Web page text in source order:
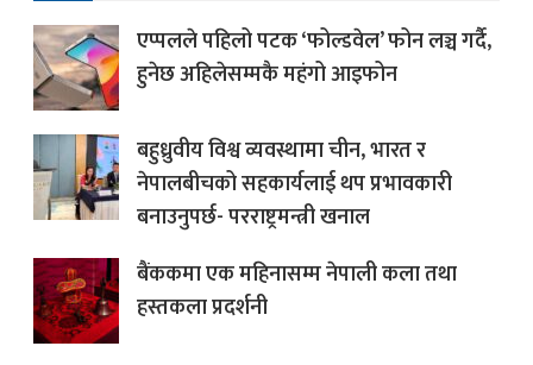
एप्पलले पहिलो पटक ‘फोल्डवेल’ फोन लञ्च गर्दै,
हुनेछ अहिलेसम्मकै महंगो आइफोन
बहुध्रुवीय विश्व व्यवस्थामा चीन, भारत र
नेपालबीचको सहकार्यलाई थप प्रभावकारी
बनाउनुपर्छ- परराष्ट्रमन्त्री खनाल
बैंककमा एक महिनासम्म नेपाली कला तथा
हस्तकला प्रदर्शनी